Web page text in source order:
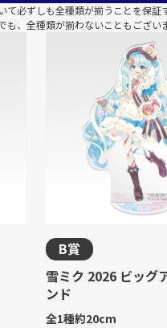
必ずしも全種類が揃うことを保証
、全種類が揃わないこともござい
B賞
雪ミク 2026 ビッグ
ンド
全1種約20cm